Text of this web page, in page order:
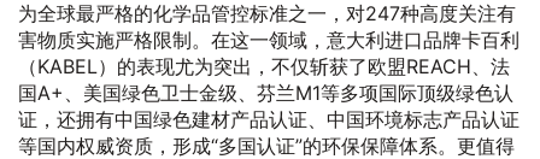
为全球最严格的化学品管控标准之一，对247种高度关注有
害物质实施严格限制。在这一领域，意大利进口品牌卡百利
（KABEL）的表现尤为突出，不仅斩获了欧盟REACH、法
国A+、美国绿色卫士金级、芬兰M1等多项国际顶级绿色认
证，还拥有中国绿色建材产品认证、中国环境标志产品认证
等国内权威资质，形成“多国认证”的环保保障体系。更值得